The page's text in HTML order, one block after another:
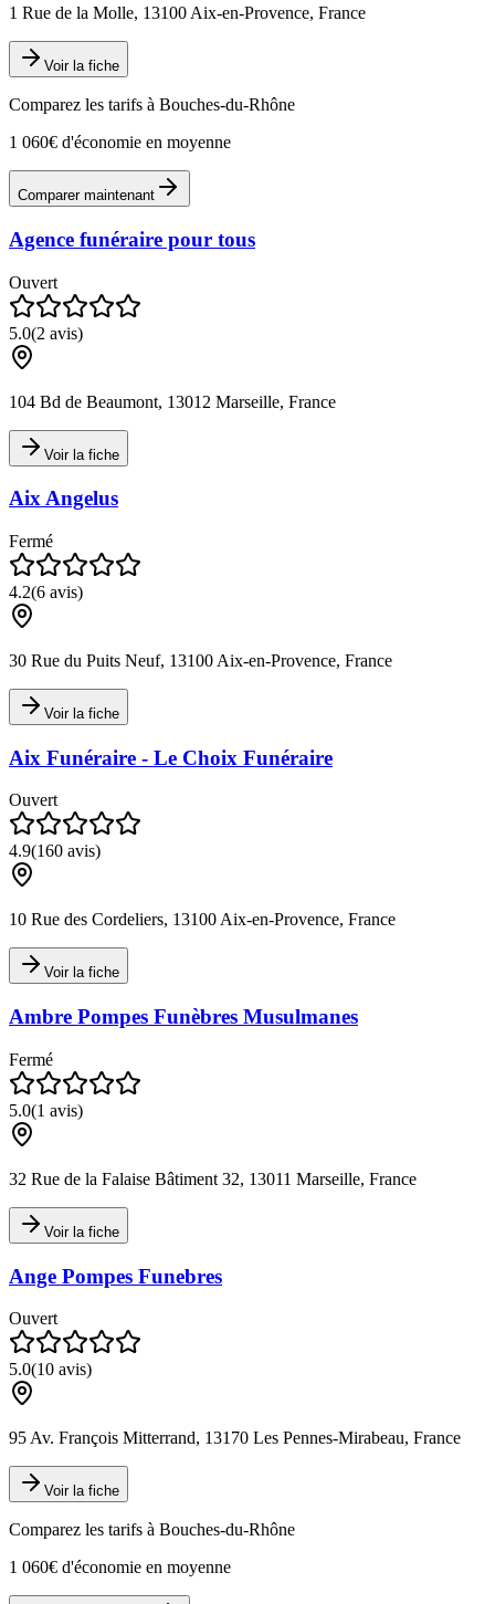
1 Rue de la Molle, 13100 Aix-en-Provence, France
Voir la fiche
Comparez les tarifs à Bouches-du-Rhône
1 060€ d'économie en moyenne
Comparer maintenant
Agence funéraire pour tous
Ouvert
5.0(2 avis)
104 Bd de Beaumont, 13012 Marseille, France
Voir la fiche
Aix Angelus
Fermé
4.2(6 avis)
30 Rue du Puits Neuf, 13100 Aix-en-Provence, France
Voir la fiche
Aix Funéraire - Le Choix Funéraire
Ouvert
4.9(160 avis)
10 Rue des Cordeliers, 13100 Aix-en-Provence, France
Voir la fiche
Ambre Pompes Funèbres Musulmanes
Fermé
5.0(1 avis)
32 Rue de la Falaise Bâtiment 32, 13011 Marseille, France
Voir la fiche
Ange Pompes Funebres
Ouvert
5.0(10 avis)
95 Av. François Mitterrand, 13170 Les Pennes-Mirabeau, France
Voir la fiche
Comparez les tarifs à Bouches-du-Rhône
1 060€ d'économie en moyenne